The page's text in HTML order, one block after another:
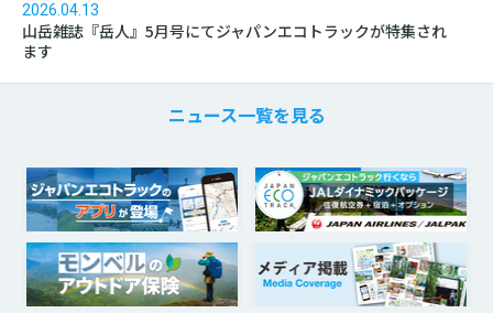
2026.04.13
山岳雑誌『岳人』5月号にてジャパンエコトラックが特集され
ます
ニュース一覧を見る